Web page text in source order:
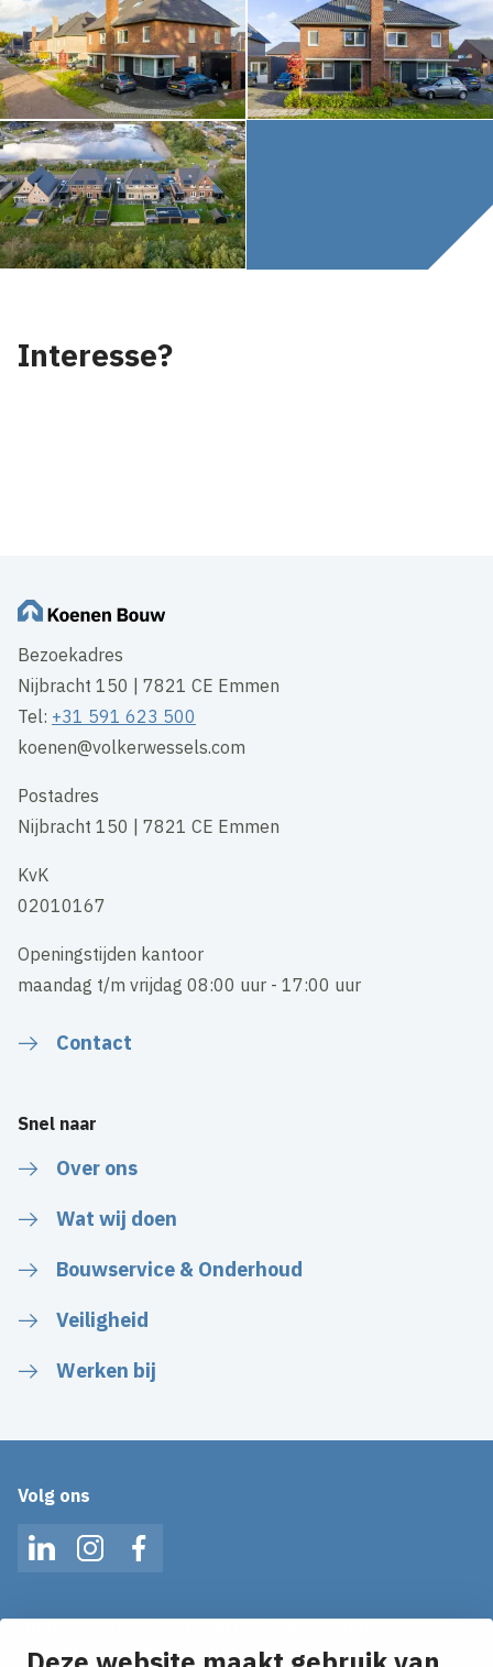
Interesse?
Bezoekadres
Nijbracht 150 | 7821 CE Emmen
Tel: +31 591 623 500
koenen@volkerwessels.com
Postadres
Nijbracht 150 | 7821 CE Emmen
KvK
02010167
Openingstijden kantoor
maandag t/m vrijdag 08:00 uur - 17:00 uur
Contact
Snel naar
Over ons
Wat wij doen
Bouwservice & Onderhoud
Veiligheid
Werken bij
Volg ons
LinkedInInstagramFacebook
Ontvang onze nieuws alerts in je mailbox!